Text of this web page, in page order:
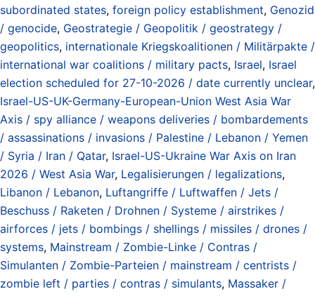
subordinated states, foreign policy establishment, Genozid
/ genocide, Geostrategie / Geopolitik / geostrategy /
geopolitics, internationale Kriegskoalitionen / Militärpakte /
international war coalitions / military pacts, Israel, Israel
election scheduled for 27-10-2026 / date currently unclear,
Israel-US-UK-Germany-European-Union West Asia War
Axis / spy alliance / weapons deliveries / bombardements
/ assassinations / invasions / Palestine / Lebanon / Yemen
/ Syria / Iran / Qatar, Israel-US-Ukraine War Axis on Iran
2026 / West Asia War, Legalisierungen / legalizations,
Libanon / Lebanon, Luftangriffe / Luftwaffen / Jets /
Beschuss / Raketen / Drohnen / Systeme / airstrikes /
airforces / jets / bombings / shellings / missiles / drones /
systems, Mainstream / Zombie-Linke / Contras /
Simulanten / Zombie-Parteien / mainstream / centrists /
zombie left / parties / contras / simulants, Massaker /